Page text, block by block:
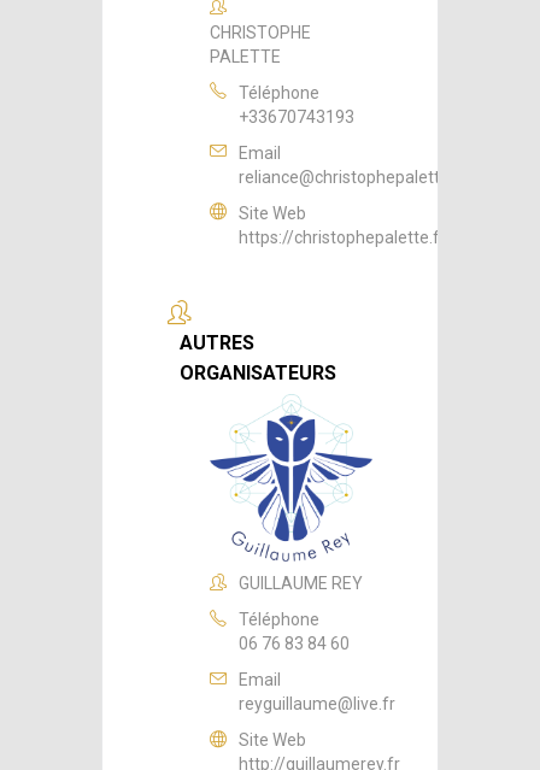
CHRISTOPHE
PALETTE
Téléphone
+33670743193
Email
reliance@christophepalette.fr
Site Web
https://christophepalette.fr
AUTRES
ORGANISATEURS
GUILLAUME REY
Téléphone
06 76 83 84 60
Email
reyguillaume@live.fr
Site Web
http://guillaumerey.fr